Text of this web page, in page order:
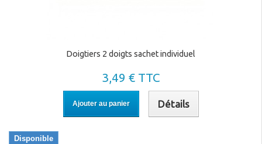
Doigtiers 2 doigts sachet individuel
3,49 € TTC
Ajouter au panier Détails
Disponible